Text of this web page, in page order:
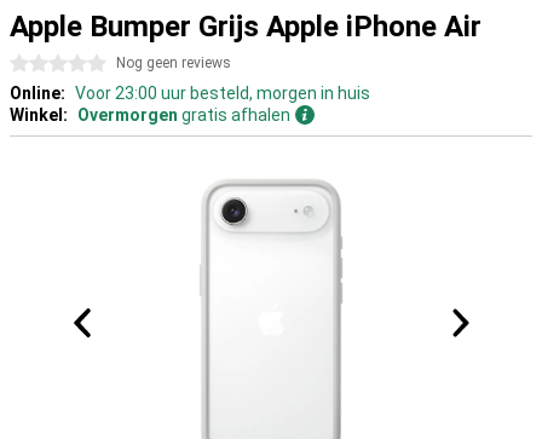
Apple Bumper Grijs Apple iPhone Air
0 sterren Nog geen reviews
Online: Voor 23:00 uur besteld, morgen in huis
Winkel:
Overmorgen gratis afhalen